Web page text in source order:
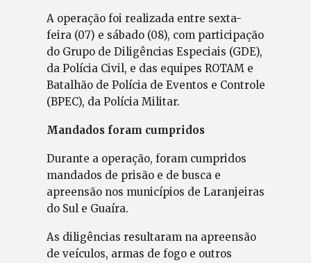
A operação foi realizada entre sexta-
feira (07) e sábado (08), com participação
do Grupo de Diligências Especiais (GDE),
da Polícia Civil, e das equipes ROTAM e
Batalhão de Polícia de Eventos e Controle
(BPEC), da Polícia Militar.
Mandados foram cumpridos
Durante a operação, foram cumpridos
mandados de prisão e de busca e
apreensão nos municípios de Laranjeiras
do Sul e Guaíra.
As diligências resultaram na apreensão
de veículos, armas de fogo e outros